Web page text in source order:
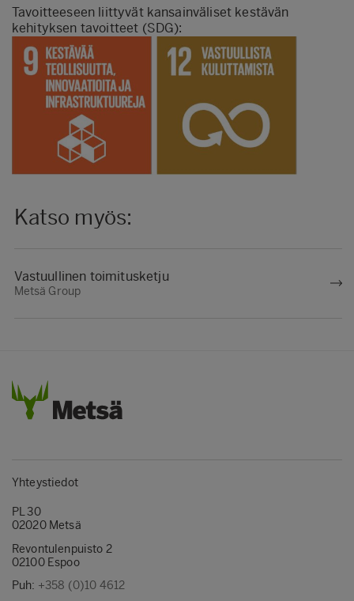
Tavoitteeseen liittyvät kansainväliset kestävän
kehityksen tavoitteet (SDG):
Katso myös:
Vastuullinen toimitusketju
Metsä Group
Yhteystiedot
PL 30
02020 Metsä
Revontulenpuisto 2
02100 Espoo
Puh: +358 (0)10 4612